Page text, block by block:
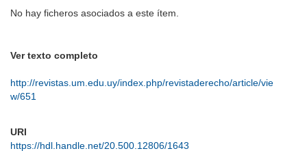
No hay ficheros asociados a este ítem.
Ver texto completo
http://revistas.um.edu.uy/index.php/revistaderecho/article/vie
w/651
URI
https://hdl.handle.net/20.500.12806/1643